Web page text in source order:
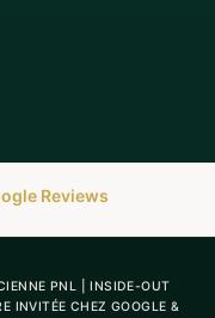
Reviews
PNL | INSIDE-OUT
INVITÉE CHEZ GOOGLE &